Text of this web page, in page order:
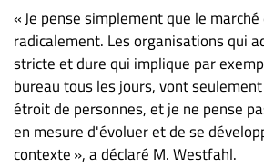
un
emploi
Publicité
Solutions de
recrutements
TROUVEZ-
« Je pense simplement que le
radicalement. Les organisations qui
stricte et dure qui implique par
bureau tous les jours, vont
étroit de personnes, et je ne pense
en mesure d'évoluer et de se
contexte », a déclaré M. Westfahl.